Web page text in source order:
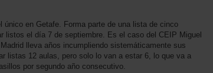
en Getafe. Forma parte de una lista de cinco
listos el día 7 de septiembre. Es el caso del CEIP Miguel
lleva años incumpliendo sistemáticamente sus
listas 12 aulas, pero solo lo van a estar 6, lo que va a
por segundo año consecutivo.